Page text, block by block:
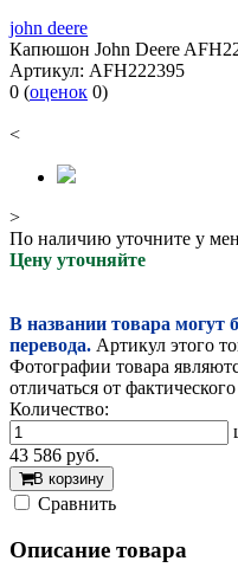
john deere
Капюшон John Deere
Артикул: AFH222395
0 (оценок 0)
<
>
По наличию уточните у
Цену уточняйте
В названии товара могут
перевода. Артикул этого
Фотографии товара
отличаться от
Количество:
43 586 руб.
В корзину
Cравнить
Описание товара